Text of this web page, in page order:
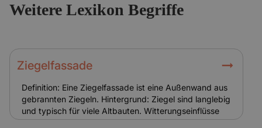
Weitere Lexikon Begriffe
Ziegelfassade
Definition: Eine Ziegelfassade ist eine Außenwand aus
gebrannten Ziegeln. Hintergrund: Ziegel sind langlebig
und typisch für viele Altbauten. Witterungseinflüsse
können Schäden verursachen, besonders an Fugen